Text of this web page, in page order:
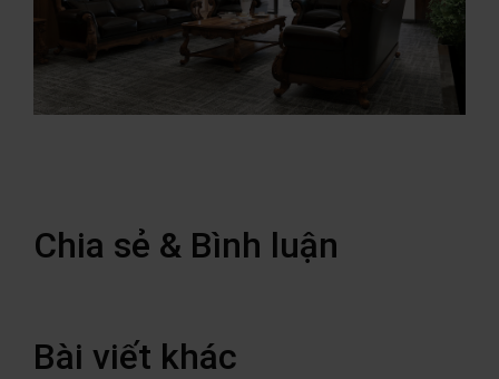
Chia sẻ & Bình luận
Bài viết khác